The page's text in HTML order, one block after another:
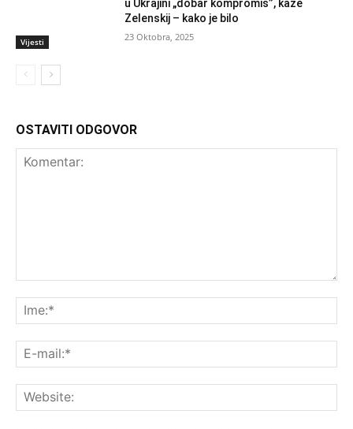
Vijesti
u Ukrajini „dobar kompromis”, kaže
Zelenskij – kako je bilo
23 Oktobra, 2025
OSTAVITI ODGOVOR